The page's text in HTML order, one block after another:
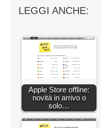
LEGGI ANCHE:
Apple Store offline:
novità in arrivo o
solo…